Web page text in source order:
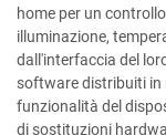
home per un
illuminazione,
dall'interfaccia del
software distribuiti in
funzionalità del
di sostituzioni